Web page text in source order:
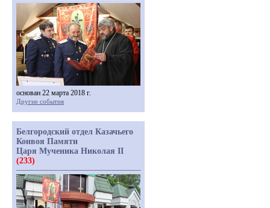
основан 22 марта 2018 г.
Другие события
Белгородский отдел Казачьего
Конвоя Памяти
Царя Мученика Николая II
(233)